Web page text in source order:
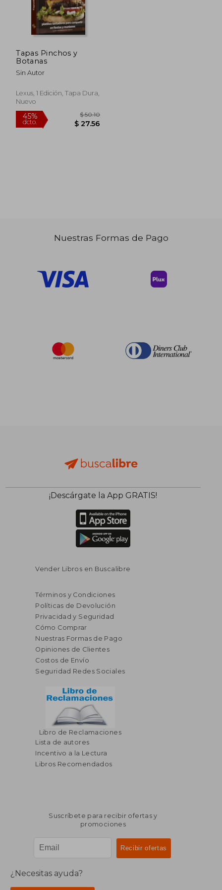
dcto. $ 15.23
Tapas Pinchos y
Botanas
Sin Autor
Lexus, 1 Edición, Tapa Dura,
Nuevo
Nuestras Formas de Pago
¡Descárgate la App GRATIS!
Vender Libros en Buscalibre
Términos y Condiciones
Políticas de Devolución
Privacidad y Seguridad
Cómo Comprar
Nuestras Formas de Pago
Opiniones de Clientes
Costos de Envío
Seguridad Redes Sociales
Libro de Reclamaciones
Lista de autores
Incentivo a la Lectura
Libros Recomendados
Suscríbete para recibir ofertas y
promociones
¿Necesitas ayuda?